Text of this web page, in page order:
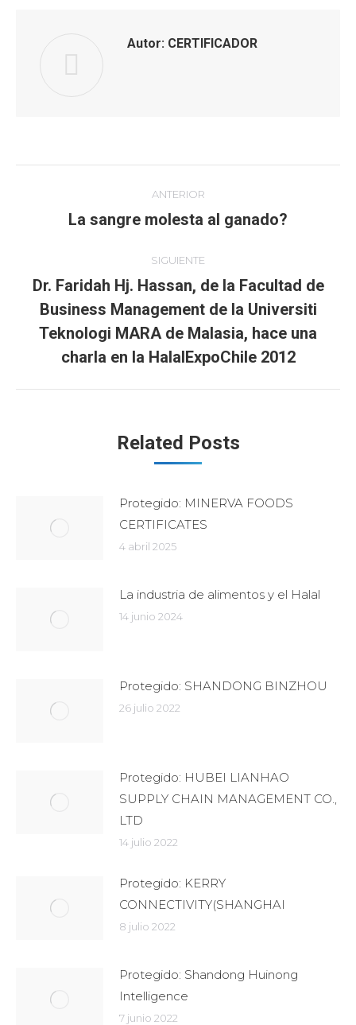
Autor: CERTIFICADOR
entre
publicaciones
ANTERIOR
Publicación
La sangre molesta al ganado?
SIGUIENTE
Publicación
siguiente:
Dr. Faridah Hj. Hassan, de la Facultad de
Business Management de la Universiti
Teknologi MARA de Malasia, hace una
charla en la HalalExpoChile 2012
Related Posts
Protegido: MINERVA FOODS
CERTIFICATES
4 abril 2025
La industria de alimentos y el Halal
14 junio 2024
Protegido: SHANDONG BINZHOU
26 julio 2022
Protegido: HUBEI LIANHAO
SUPPLY CHAIN MANAGEMENT CO.,
LTD
14 julio 2022
Protegido: KERRY
CONNECTIVITY(SHANGHAI
8 julio 2022
Protegido: Shandong Huinong
Intelligence
7 junio 2022